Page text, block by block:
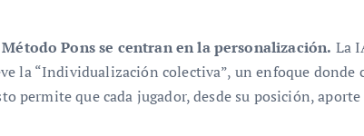
Pons se centran en la personalización. La
la “Individualización colectiva”, un enfoque
permite que cada jugador, desde su posición,